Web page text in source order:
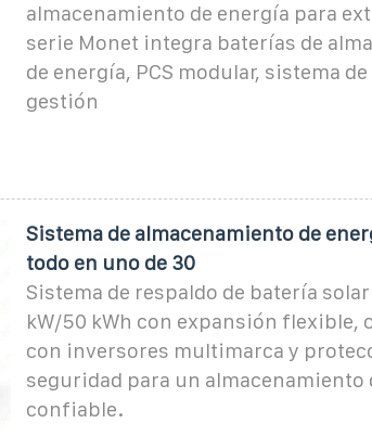
almacenamiento de energía para
serie Monet integra baterías de
de energía, PCS modular, sistema
gestión
Sistema de almacenamiento de
todo en uno de 30
Sistema de respaldo de batería
kW/50 kWh con expansión flexible,
con inversores multimarca y
seguridad para un almacenamiento
confiable.